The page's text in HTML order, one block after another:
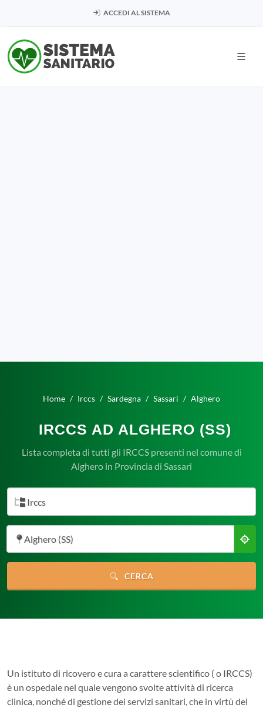
ACCEDI AL SISTEMA
Home Irccs Sardegna Sassari Alghero
IRCCS AD ALGHERO (SS)
Lista completa di tutti gli IRCCS presenti nel comune di
Alghero in Provincia di Sassari
Irccs
Alghero (SS)
CERCA
Un istituto di ricovero e cura a carattere scientifico ( o IRCCS)
è un ospedale nel quale vengono svolte attività di ricerca
clinica, nonché di gestione dei servizi sanitari, che in virtù del